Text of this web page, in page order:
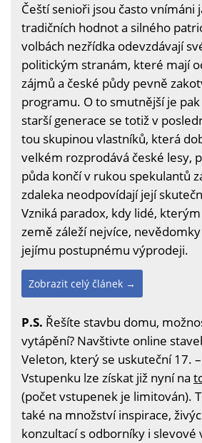
Čeští senioři jsou často vnímáni
tradičních hodnot a silného
volbách nezřídka odevzdávají
politickým stranám, které mají
zájmů a české půdy pevně
programu. O to smutnější je
starší generace se totiž v
tou skupinou vlastníků, která
velkém rozprodává české lesy,
půda končí v rukou spekulantů
zdaleka neodpovídají její
Vzniká paradox, kdy lidé,
země záleží nejvíce,
jejímu postupnému výprodeji.
Zobrazit celý článek →
P.S. Řešíte stavbu domu,
vytápění? Navštivte online
Veleton, který se uskuteční 17.
Vstupenku lze získat již nyní na
(počet vstupenek je limitován).
také na množství inspirace,
konzultací s odborníky i slevové